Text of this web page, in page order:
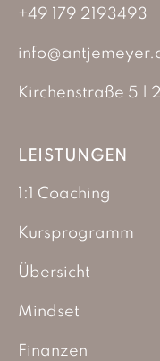
+49 179 2193493
Kirchenstraße 5 |
LEISTUNGEN
1:1 Coaching
Kursprogramm
Übersicht
Mindset
Finanzen